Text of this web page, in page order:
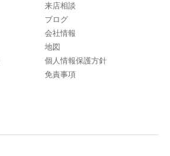
来店相談
ブログ
会社情報
地図
個人情報保護方針
免責事項